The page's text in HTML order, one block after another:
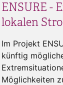
ENSURE -
lokalen
Im Projekt
künftig
Möglichkeiten